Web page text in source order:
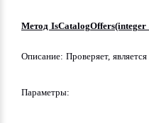
Метод
Описание: Проверяет,
Параметры: